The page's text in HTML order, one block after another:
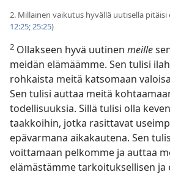
2. Millainen vaikutus hyvällä uutisella pitäisi
12:25;25:25)
2 Ollakseen hyvä uutinen meille
meidän elämäämme. Sen tulisi
rohkaista meitä katsomaan
Sen tulisi auttaa meitä
todellisuuksia. Sillä tulisi olla
taakkoihin, jotka rasittavat
epävarmana aikakautena. Sen
voittamaan pelkomme ja auttaa
elämästämme tarkoituksellisen ja